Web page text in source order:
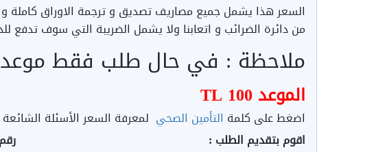
السعر هذا يشمل جميع مصاريف تصديق و ترجمة الاوراق كاملة
من دائرة الضرائب و اتعابنا ولا يشمل الضريبة التي سوف تدفع
ملاحظة : في حال طلب فقط موعد
الموعد 100 TL
اضغط على كلمة التأمين الصحي لمعرفة السعر الأسئلة
اقوم بتقديم الطلب :